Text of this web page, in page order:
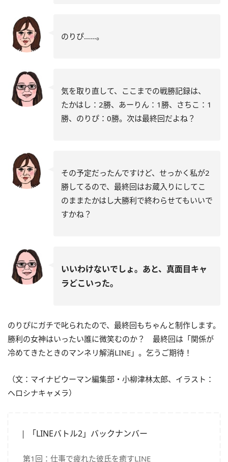
のりぴ……。
気を取り直して、ここまでの戦勝記録は、
たかはし：2勝、あーりん：1勝、さちこ：1
勝、のりぴ：0勝。次は最終回だよね？
その予定だったんですけど、せっかく私が2
勝してるので、最終回はお蔵入りにしてこ
のままたかはし大勝利で終わらせてもいいで
すかね？
いいわけないでしょ。あと、真面目キャ
ラどこいった。
のりぴにガチで叱られたので、最終回もちゃんと制作します。
勝利の女神はいったい誰に微笑むのか？ 最終回は「関係が
冷めてきたときのマンネリ解消LINE」。乞うご期待！
（文：マイナビウーマン編集部・小柳津林太郎、イラスト：
ヘロシナキャメラ）
「LINEバトル2」バックナンバー
第1回：仕事で疲れた彼氏を癒すLINE